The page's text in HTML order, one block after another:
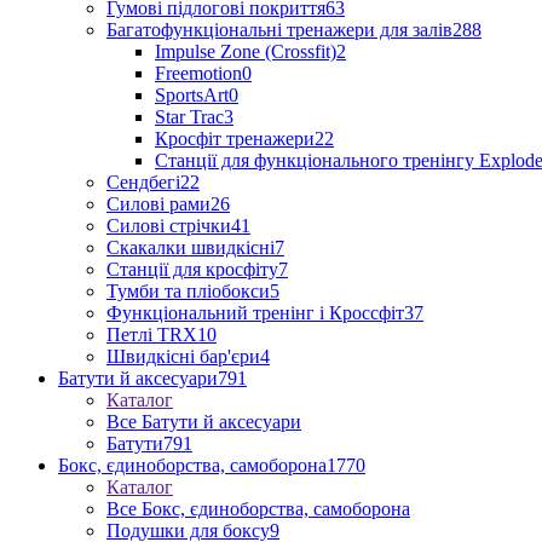
Гумові підлогові покриття63
Багатофункціональні тренажери для залів288
Impulse Zone (Crossfit)2
Freemotion0
SportsArt0
Star Trac3
Кросфіт тренажери22
Станції для функціонального тренінгу Explode
Сендбегі22
Силові рами26
Силові стрічки41
Скакалки швидкісні7
Станції для кросфіту7
Тумби та пліобокси5
Функціональний тренінг і Кроссфіт37
Петлі TRX10
Швидкісні бар'єри4
Батути й аксесуари791
Каталог
Все Батути й аксесуари
Батути791
Бокс, єдиноборства, самоборона1770
Каталог
Все Бокс, єдиноборства, самоборона
Подушки для боксу9